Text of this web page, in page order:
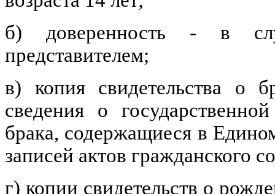
б) доверенность - в
представителем;
в) копия свидетельства о
сведения о
брака, содержащиеся в
записей актов гражданского
г) копии свидетельств о